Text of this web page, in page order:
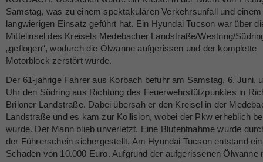
Samstag, was zu einem spektakulären Verkehrsunfall und einem
langwierigen Einsatz geführt hat. Ein Hyundai Tucson war über
Mittelinsel des Kreisels Medebacher Landstraße/Westring/
„geflogen“, wodurch die Ölwanne aufgerissen und der komplette
Motorblock zerstört wurde.
Der 61-jährige Fahrer aus Korbach befuhr am Samstag, 6. Juni,
Uhr den Südring aus Richtung des Feuerwehrstützpunktes in
Briloner Landstraße. Dabei übersah er den Kreisel in der
Landstraße und es kam zur Kollision, wobei der Pkw erheblich
wurde. Der Mann blieb unverletzt. Eine Blutentnahme wurde
der Führerschein sichergestellt. Am Hyundai Tucson entstand ein
Schaden von 10.000 Euro. Aufgrund der aufgerissenen Ölwanne